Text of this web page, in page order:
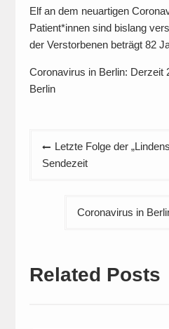
Elf an dem neuartigen
Patient*innen sind bislang
der Verstorbenen beträgt 82
Coronavirus in Berlin: Derzeit
Berlin
Beitragsnavigation
Letzte Folge der
Sendezeit
Coronavirus in
Related Posts